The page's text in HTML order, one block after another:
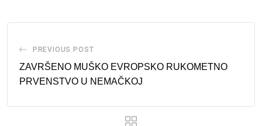
PREVIOUS POST
ZAVRŠENO MUŠKO EVROPSKO RUKOMETNO
PRVENSTVO U NEMAČKOJ